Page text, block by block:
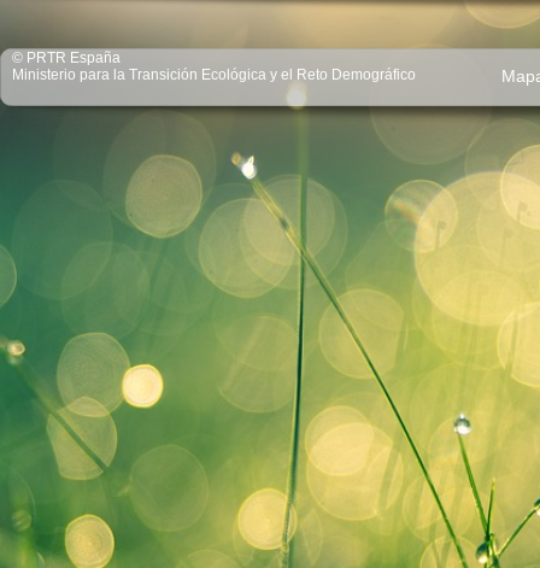
© PRTR España
Ministerio para la Transición Ecológica y el Reto Demográfico